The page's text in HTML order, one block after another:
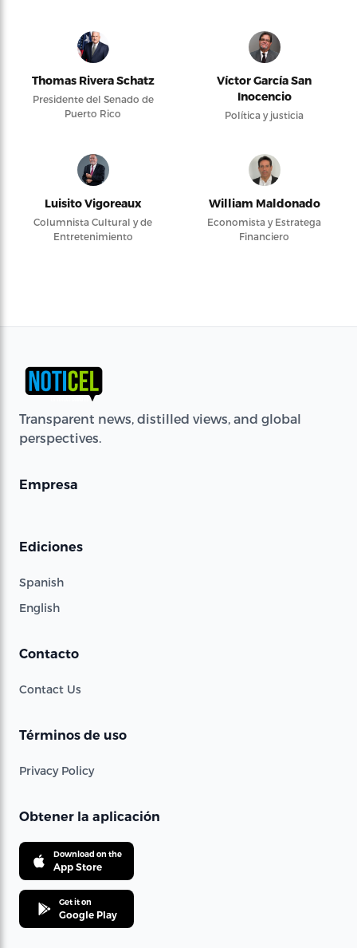
Thomas Rivera Schatz
Presidente del Senado de
Puerto Rico
Víctor García San
Inocencio
Política y justicia
Luisito Vigoreaux
Columnista Cultural y de
Entretenimiento
William Maldonado
Economista y Estratega
Financiero
Transparent news, distilled views, and global
perspectives.
Empresa
Ediciones
Spanish
English
Contacto
Contact Us
Términos de uso
Privacy Policy
Obtener la aplicación
Download on the
App Store
Get it on
Google Play